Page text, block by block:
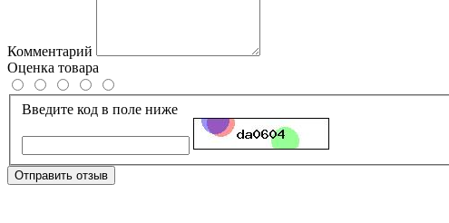
Комментарий
Оценка товара
Введите код в поле ниже
Отправить отзыв